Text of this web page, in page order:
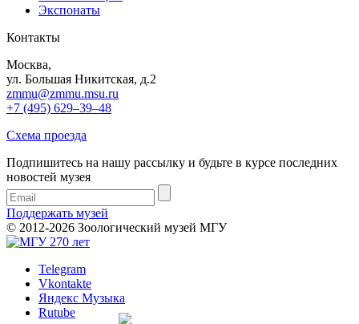
Экспонаты
Контакты
Москва,
ул. Большая Никитская, д.2
zmmu@zmmu.msu.ru
+7 (495) 629–39–48
Схема проезда
Подпишитесь на нашу рассылку и будьте в курсе последних
новостей музея
Поддержать музей
© 2012-2026 Зоологический музей МГУ
Telegram
Vkontakte
Яндекс Музыка
Rutube